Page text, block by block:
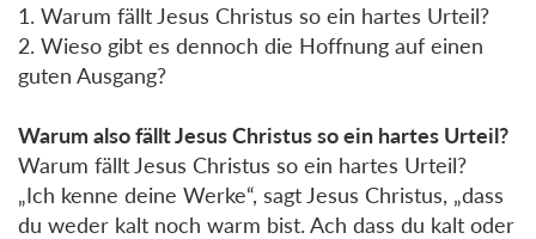
1. Warum fällt Jesus Christus so ein hartes Urteil?
2. Wieso gibt es dennoch die Hoffnung auf einen
guten Ausgang?
Warum also fällt Jesus Christus so ein hartes Urteil?
Warum fällt Jesus Christus so ein hartes Urteil?
„Ich kenne deine Werke“, sagt Jesus Christus, „dass
du weder kalt noch warm bist. Ach dass du kalt oder